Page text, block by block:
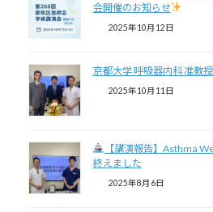
会開催のお知らせ
2025年10月12日
京都大学 呼吸器内科 准教
2025年10月11日
【講演報告】Asthma
終えました
2025年8月6日